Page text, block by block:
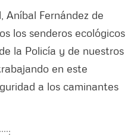
Aníbal Fernández de
los senderos ecológicos
la Policía y de nuestros
en este
a los caminantes